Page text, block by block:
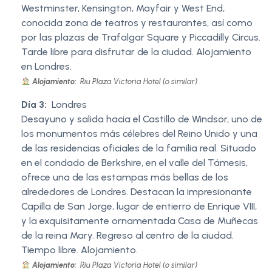
Westminster, Kensington, Mayfair y West End,
conocida zona de teatros y restaurantes, así como
por las plazas de Trafalgar Square y Piccadilly Circus.
Tarde libre para disfrutar de la ciudad. Alojamiento
en Londres.
Alojamiento: Riu Plaza Victoria Hotel (o similar)
Día 3: Londres
Desayuno y salida hacia el Castillo de Windsor, uno de
los monumentos más célebres del Reino Unido y una
de las residencias oficiales de la familia real. Situado
en el condado de Berkshire, en el valle del Támesis,
ofrece una de las estampas más bellas de los
alrededores de Londres. Destacan la impresionante
Capilla de San Jorge, lugar de entierro de Enrique VIII,
y la exquisitamente ornamentada Casa de Muñecas
de la reina Mary. Regreso al centro de la ciudad.
Tiempo libre. Alojamiento.
Alojamiento: Riu Plaza Victoria Hotel (o similar)